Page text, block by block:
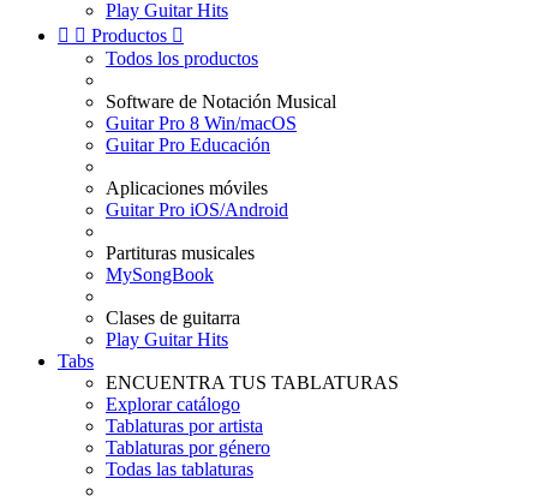
Play Guitar Hits
  Productos 
Todos los productos
Software de Notación Musical
Guitar Pro 8 Win/macOS
Guitar Pro Educación
Aplicaciones móviles
Guitar Pro iOS/Android
Partituras musicales
MySongBook
Clases de guitarra
Play Guitar Hits
Tabs
ENCUENTRA TUS TABLATURAS
Explorar catálogo
Tablaturas por artista
Tablaturas por género
Todas las tablaturas